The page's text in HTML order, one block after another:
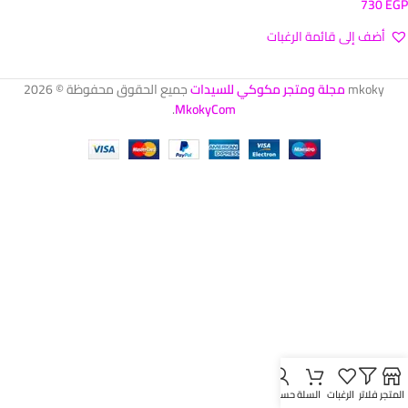
أضف إلى قائمة الرغبات
mkokyمجلة ومتجر مكوكي للسيداتجميع الحقوق محفوظة © 2026
MkokyCom
.
المتجرفلاتر الرغبات السلةحسابي